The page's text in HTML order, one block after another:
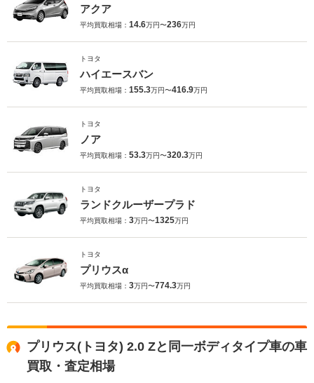
アクア
平均買取相場： 14.6万円〜236万円
トヨタ
ハイエースバン
平均買取相場： 155.3万円〜416.9万円
トヨタ
ノア
平均買取相場： 53.3万円〜320.3万円
トヨタ
ランドクルーザープラド
平均買取相場： 3万円〜1325万円
トヨタ
プリウスα
平均買取相場： 3万円〜774.3万円
プリウス(トヨタ) 2.0 Zと同一ボディタイプ車の車
買取・査定相場